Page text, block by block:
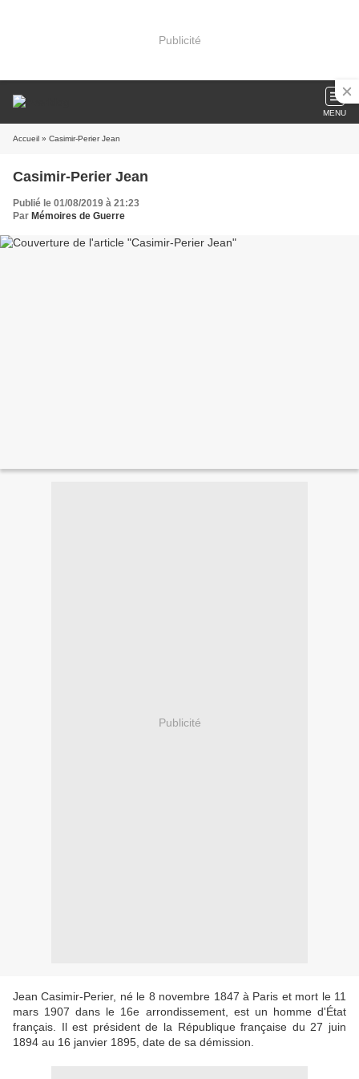
Publicité
MENU
Accueil » Casimir-Perier Jean
Casimir-Perier Jean
Publié le 01/08/2019 à 21:23
Par Mémoires de Guerre
Publicité
Jean Casimir-Perier, né le 8 novembre 1847 à Paris et mort le 11
mars 1907 dans le 16e arrondissement, est un homme d'État
français. Il est président de la République française du 27 juin
1894 au 16 janvier 1895, date de sa démission.